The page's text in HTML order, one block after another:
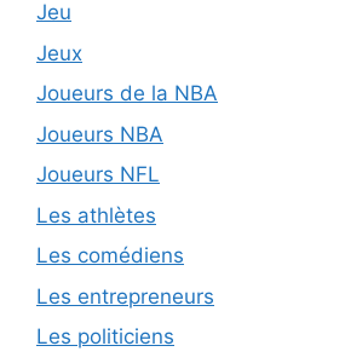
Jeu
Jeux
Joueurs de la NBA
Joueurs NBA
Joueurs NFL
Les athlètes
Les comédiens
Les entrepreneurs
Les politiciens